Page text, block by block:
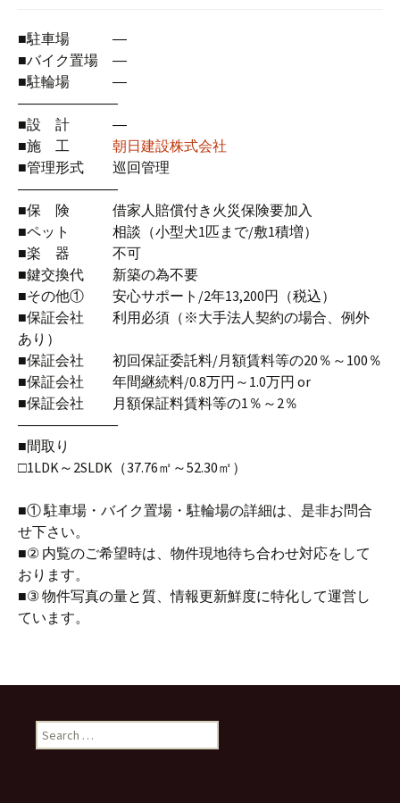
■駐車場 ―
■バイク置場 ―
■駐輪場 ―
―――――――
■設 計 ―
■施 工 朝日建設株式会社
■管理形式 巡回管理
―――――――
■保 険 借家人賠償付き火災保険要加入
■ペット 相談（小型犬1匹まで/敷1積増）
■楽 器 不可
■鍵交換代 新築の為不要
■その他① 安心サポート/2年13,200円（税込）
■保証会社 利用必須（※大手法人契約の場合、例外
あり）
■保証会社 初回保証委託料/月額賃料等の20％～100％
■保証会社 年間継続料/0.8万円～1.0万円 or
■保証会社 月額保証料賃料等の1％～2％
―――――――
■間取り
□1LDK～2SLDK（37.76㎡～52.30㎡）
■① 駐車場・バイク置場・駐輪場の詳細は、是非お問合
せ下さい。
■② 内覧のご希望時は、物件現地待ち合わせ対応をして
おります。
■③ 物件写真の量と質、情報更新鮮度に特化して運営し
ています。
e